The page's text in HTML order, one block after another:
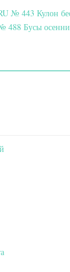
№ 443 Кулон
488 Бусы